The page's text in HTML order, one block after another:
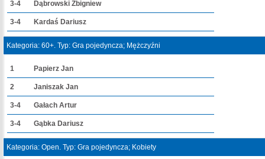
3-4 Dąbrowski Zbigniew
3-4 Kardaś Dariusz
Kategoria: 60+. Typ: Gra pojedyncza; Mężczyźni
1 Papierz Jan
2 Janiszak Jan
3-4 Gałach Artur
3-4 Gąbka Dariusz
Kategoria: Open. Typ: Gra pojedyncza; Kobiety